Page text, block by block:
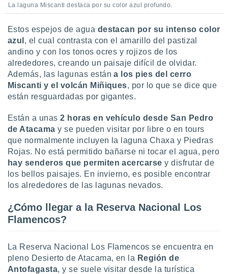
La laguna Miscanti destaca por su color azul profundo.
Estos espejos de agua destacan por su intenso color
azul , el cual contrasta con el amarillo del pastizal
andino y con los tonos ocres y rojizos de los
alrededores, creando un paisaje difícil de olvidar.
Además, las lagunas estána los pies del cerro
Miscanti y el volcán Miñiques, por lo que se dice que
están resguardadas por gigantes.
Están a unas2 horas en vehículo desde San Pedro
de Atacama y se pueden visitar por libre o en tours
que normalmente incluyen la laguna Chaxa y Piedras
Rojas. No está permitido bañarse ni tocar el agua, pero
hay senderos que permiten acercarse y disfrutar de
los bellos paisajes. En invierno, es posible encontrar
los alrededores de las lagunas nevados.
¿Cómo llegar a la Reserva Nacional Los
Flamencos?
La Reserva Nacional Los Flamencos se encuentra en
pleno Desierto de Atacama, en la Región de
Antofagasta, y se suele visitar desde la turística